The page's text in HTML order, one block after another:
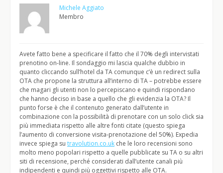
Michele Aggiato
Membro
Avete fatto bene a specificare il fatto che il 70% degli intervistati
prenotino on-line. Il sondaggio mi lascia qualche dubbio in
quanto cliccando sull’hotel da TA comunque c’è un redirect sulla
OTA che propone la struttura all’interno di TA – potrebbe essere
che magari gli utenti non lo percepiscano e quindi rispondano
che hanno deciso in base a quello che gli evidenzia la OTA? Il
punto forse è che il contenuto generato dall’utente in
combinazione con la possibilità di prenotare con un solo click sia
più immediata rispetto alle altre fonti citate (questo spiega
l’aumento di conversione visita-prenotazione del 50%). Expedia
invece spiega su travolution.co.uk che le loro recensioni sono
molto meno popolari rispetto a quelle pubblicate su TA o su altri
siti di recensione, perché considerati dall’utente canali più
indipendenti e quindi più oggettivi rispetto alle OTA.